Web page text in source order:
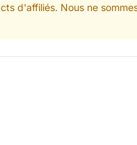
d'affiliés. Nous ne